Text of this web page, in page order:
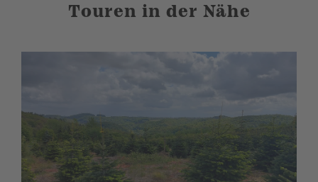
Touren in der Nähe